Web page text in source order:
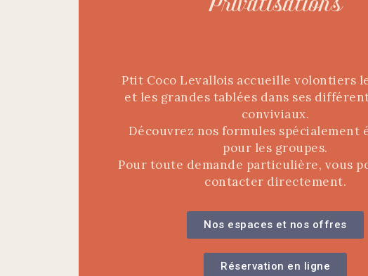
Ptit Coco Levallois accueille volontiers
et les grandes tablées dans ses
conviviaux.
Découvrez nos formules spécialement
pour les groupes.
Pour toute demande particulière, vous
contacter directement.
Nos espaces et nos offres
Réservation en ligne